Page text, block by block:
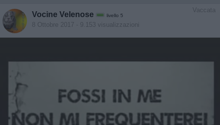
Vaccata
Vocine Velenose livello 5
8 Ottobre 2017 - 9.153 visualizzazioni